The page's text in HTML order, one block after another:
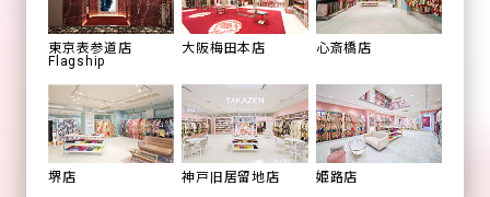
東京表参道店
Flagship
大阪梅田本店 心斎橋店
堺店 神戸旧居留地店 姫路店